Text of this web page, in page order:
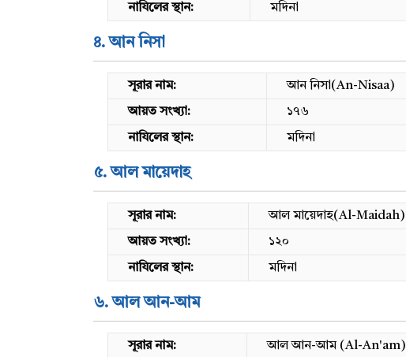
নাযিলের স্থান: মদিনা
৪. আন নিসা
সূরার নাম: আন নিসা(An-Nisaa)
আয়ত সংখ্যা: ১৭৬
নাযিলের স্থান: মদিনা
৫. আল মায়েদাহ
সূরার নাম: আল মায়েদাহ(Al-Maidah)
আয়ত সংখ্যা: ১২০
নাযিলের স্থান: মদিনা
৬. আল আন-আম
সূরার নাম: আল আন-আম (Al-An'am)